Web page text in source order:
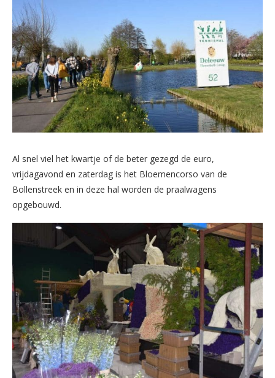
Al snel viel het kwartje of de beter gezegd de euro,
vrijdagavond en zaterdag is het Bloemencorso van de
Bollenstreek en in deze hal worden de praalwagens
opgebouwd.